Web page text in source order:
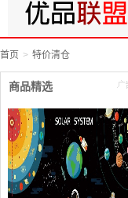
首页 特价清仓
商品精选